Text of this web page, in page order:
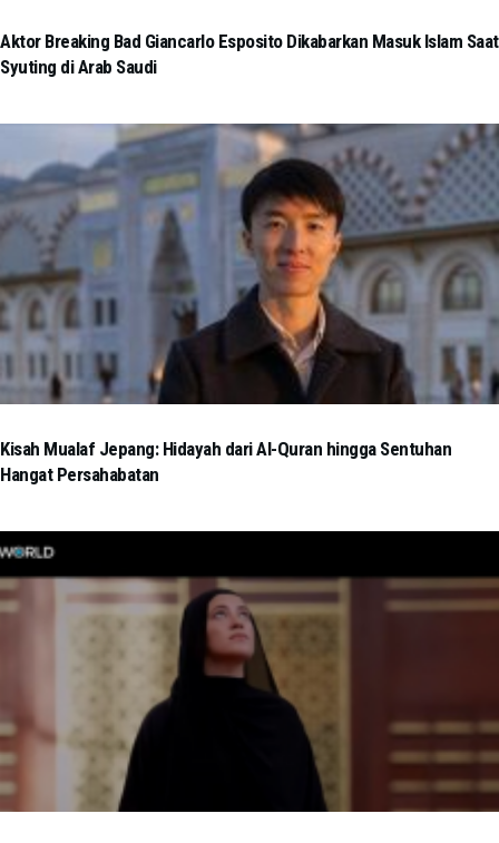
Aktor Breaking Bad Giancarlo Esposito Dikabarkan Masuk Islam Saat
Syuting di Arab Saudi
Kisah Mualaf Jepang: Hidayah dari Al-Quran hingga Sentuhan
Hangat Persahabatan